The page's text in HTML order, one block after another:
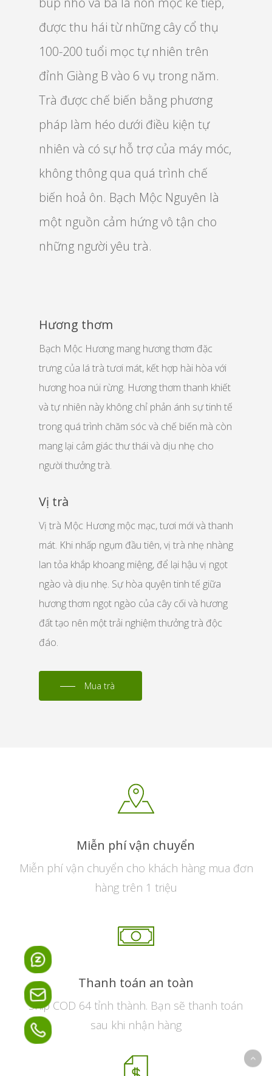
được thu hái từ những cây cổ thụ
100-200 tuổi mọc tự nhiên trên
đỉnh Giàng B vào 6 vụ trong năm.
Trà được chế biến bằng phương
pháp làm héo dưới điều kiện tự
nhiên và có sự hỗ trợ của máy móc,
không thông qua quá trình chế
biến hoả ôn. Bạch Mộc Nguyên là
một nguồn cảm hứng vô tận cho
những người yêu trà.
Hương thơm
Bạch Mộc Hương mang hương thơm đặc
trưng của lá trà tươi mát, kết hợp hài hòa với
hương hoa núi rừng. Hương thơm thanh khiết
và tự nhiên này không chỉ phản ánh sự tinh tế
trong quá trình chăm sóc và chế biến mà còn
mang lại cảm giác thư thái và dịu nhẹ cho
người thưởng trà.
Vị trà
Vị trà Mộc Hương mộc mạc, tươi mới và thanh
mát. Khi nhấp ngụm đầu tiên, vị trà nhẹ nhàng
lan tỏa khắp khoang miệng, để lại hậu vị ngọt
ngào và dịu nhẹ. Sự hòa quyện tinh tế giữa
hương thơm ngọt ngào của cây cối và hương
đất tạo nên một trải nghiệm thưởng trà độc
đáo.
Mua trà
Miễn phí vận chuyển
Miễn phí vận chuyển cho khách hàng mua đơn
hàng trên 1 triệu
Thanh toán an toàn
Ship COD 64 tỉnh thành. Bạn sẽ thanh toán
sau khi nhận hàng